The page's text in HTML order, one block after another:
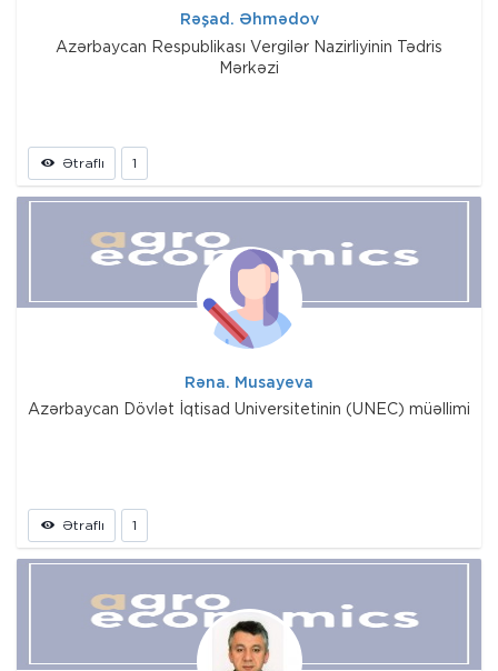
Rəşad. Əhmədov
Azərbaycan Respublikası Vergilər Nazirliyinin Tədris
Mərkəzi
Ətraflı 1
Rəna. Musayeva
Azərbaycan Dövlət İqtisad Universitetinin (UNEC) müəllimi
Ətraflı 1